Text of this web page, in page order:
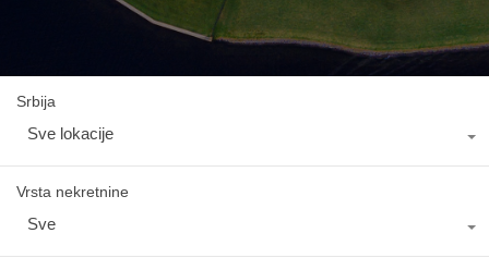
Srbija
Sve lokacije
Vrsta nekretnine
Sve